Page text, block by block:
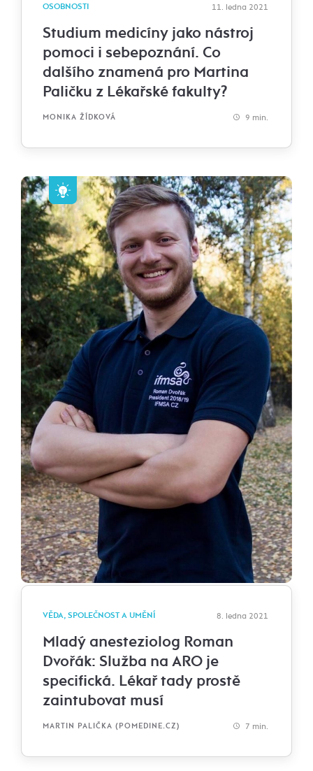
OSOBNOSTI 11. ledna 2021
Studium medicíny jako nástroj
pomoci i sebepoznání. Co
dalšího znamená pro Martina
Paličku z Lékařské fakulty?
MONIKA ŽÍDKOVÁ 9 min.
VĚDA, SPOLEČNOST A UMĚNÍ 8. ledna 2021
Mladý anesteziolog Roman
Dvořák: Služba na ARO je
specifická. Lékař tady prostě
zaintubovat musí
MARTIN PALIČKA (POMEDINE.CZ) 7 min.